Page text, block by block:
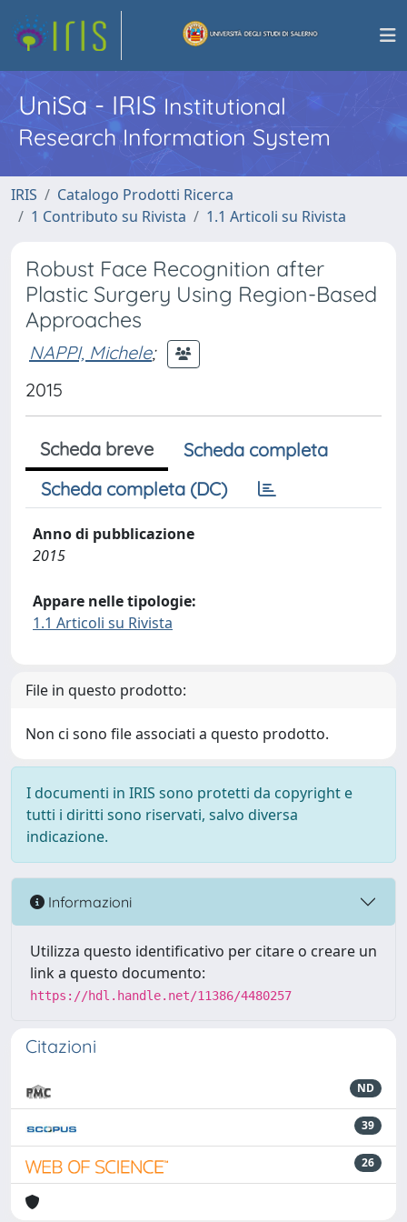
UniSa - IRISInstitutional
Research Information System
IRIS
Catalogo Prodotti Ricerca
1 Contributo su Rivista
1.1 Articoli su Rivista
Robust Face Recognition after
Plastic Surgery Using Region-Based
Approaches
NAPPI, Michele;
2015
Scheda breve
Scheda completa
Scheda completa (DC)
Anno di pubblicazione
2015
Appare nelle tipologie:
1.1 Articoli su Rivista
File in questo prodotto:
Non ci sono file associati a questo prodotto.
I documenti in IRIS sono protetti da copyright e
tutti i diritti sono riservati, salvo diversa
indicazione.
Informazioni
Utilizza questo identificativo per citare o creare un
link a questo documento:
https://hdl.handle.net/11386/4480257
Citazioni
ND
39
26